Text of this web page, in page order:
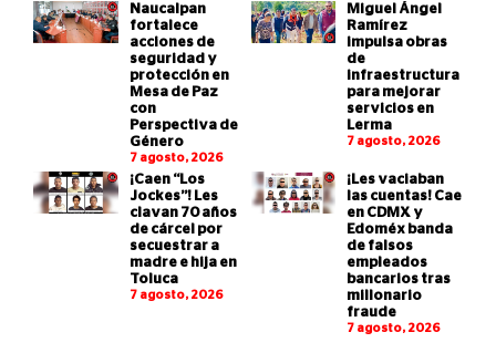
Naucalpan
fortalece
acciones de
seguridad y
protección en
Mesa de Paz
con
Perspectiva de
Género
7 agosto, 2026
Miguel Ángel
Ramírez
impulsa obras
de
infraestructura
para mejorar
servicios en
Lerma
7 agosto, 2026
¡Caen “Los
Jockes”! Les
clavan 70 años
de cárcel por
secuestrar a
madre e hija en
Toluca
7 agosto, 2026
¡Les vaciaban
las cuentas! Cae
en CDMX y
Edoméx banda
de falsos
empleados
bancarios tras
millonario
fraude
7 agosto, 2026